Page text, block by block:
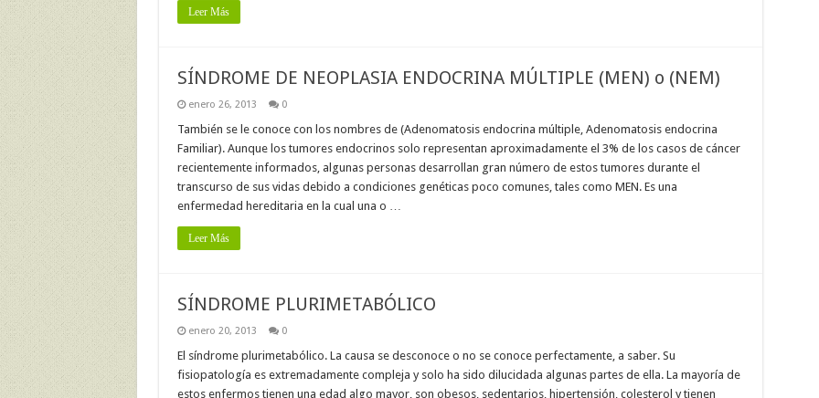
Leer Más
SÍNDROME DE NEOPLASIA ENDOCRINA MÚLTIPLE (MEN) o (NEM)
enero 26, 2013 0
También se le conoce con los nombres de (Adenomatosis endocrina múltiple, Adenomatosis endocrina
Familiar). Aunque los tumores endocrinos solo representan aproximadamente el 3% de los casos de cáncer
recientemente informados, algunas personas desarrollan gran número de estos tumores durante el
transcurso de sus vidas debido a condiciones genéticas poco comunes, tales como MEN. Es una
enfermedad hereditaria en la cual una o …
Leer Más
SÍNDROME PLURIMETABÓLICO
enero 20, 2013 0
El síndrome plurimetabólico. La causa se desconoce o no se conoce perfectamente, a saber. Su
fisiopatología es extremadamente compleja y solo ha sido dilucidada algunas partes de ella. La mayoría de
estos enfermos tienen una edad algo mayor, son obesos, sedentarios, hipertensión, colesterol y tienen